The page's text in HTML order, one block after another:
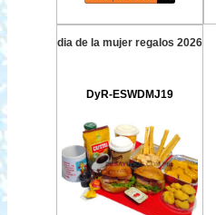
dia de la mujer regalos 2026
DyR-ESWDMJ19